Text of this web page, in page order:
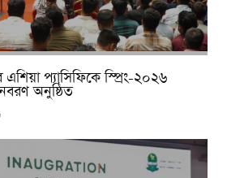
এশিয়া প্যাসিফিকে স্প্রিং-২০২৬
অনুষ্ঠিত